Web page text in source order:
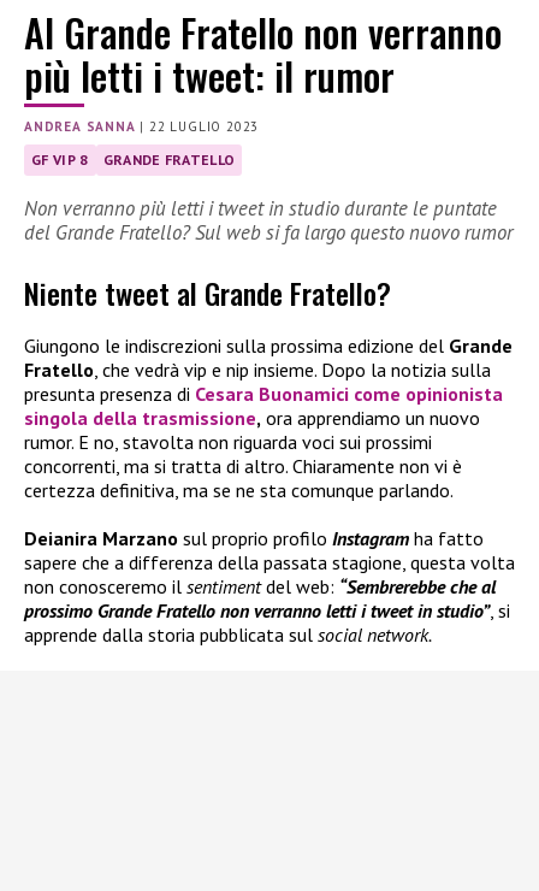
Al Grande Fratello non verranno
più letti i tweet: il rumor
ANDREA SANNA |22 LUGLIO 2023
GF VIP 8 GRANDE FRATELLO
Non verranno più letti i tweet in studio durante le puntate
del Grande Fratello? Sul web si fa largo questo nuovo rumor
Niente tweet al Grande Fratello?
Giungono le indiscrezioni sulla prossima edizione del Grande
Fratello, che vedrà vip e nip insieme. Dopo la notizia sulla
presunta presenza di Cesara Buonamici come opinionista
singola della trasmissione, ora apprendiamo un nuovo
rumor. E no, stavolta non riguarda voci sui prossimi
concorrenti, ma si tratta di altro. Chiaramente non vi è
certezza definitiva, ma se ne sta comunque parlando.
Deianira Marzano sul proprio profilo Instagram ha fatto
sapere che a differenza della passata stagione, questa volta
non conosceremo il sentimentdel web: “Sembrerebbe che al
prossimo Grande Fratello non verranno letti i tweet in studio”, si
apprende dalla storia pubblicata sul social network.